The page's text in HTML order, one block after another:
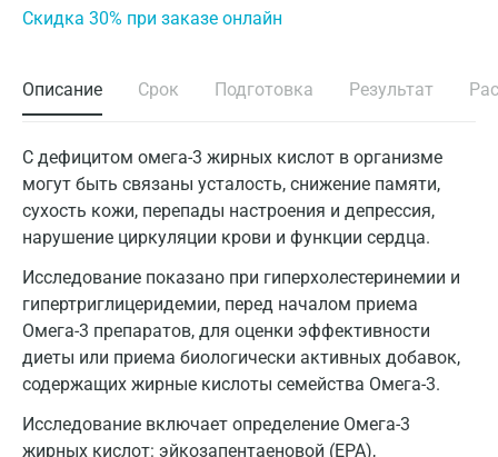
Cкидка 30% при заказе онлайн
Описание Срок Подготовка Результат
С дефицитом омега-3 жирных кислот в организме
могут быть связаны усталость, снижение памяти,
сухость кожи, перепады настроения и депрессия,
нарушение циркуляции крови и функции сердца.
Исследование показано при гиперхолестеринемии и
гипертриглицеридемии, перед началом приема
Омега-3 препаратов, для оценки эффективности
диеты или приема биологически активных добавок,
содержащих жирные кислоты семейства Омега-3.
Исследование включает определение Омега-3
жирных кислот: эйкозапентаеновой (EPA),